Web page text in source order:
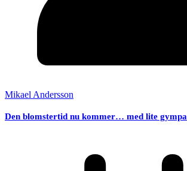
Mikael Andersson
Den blomstertid nu kommer… med lite gympa